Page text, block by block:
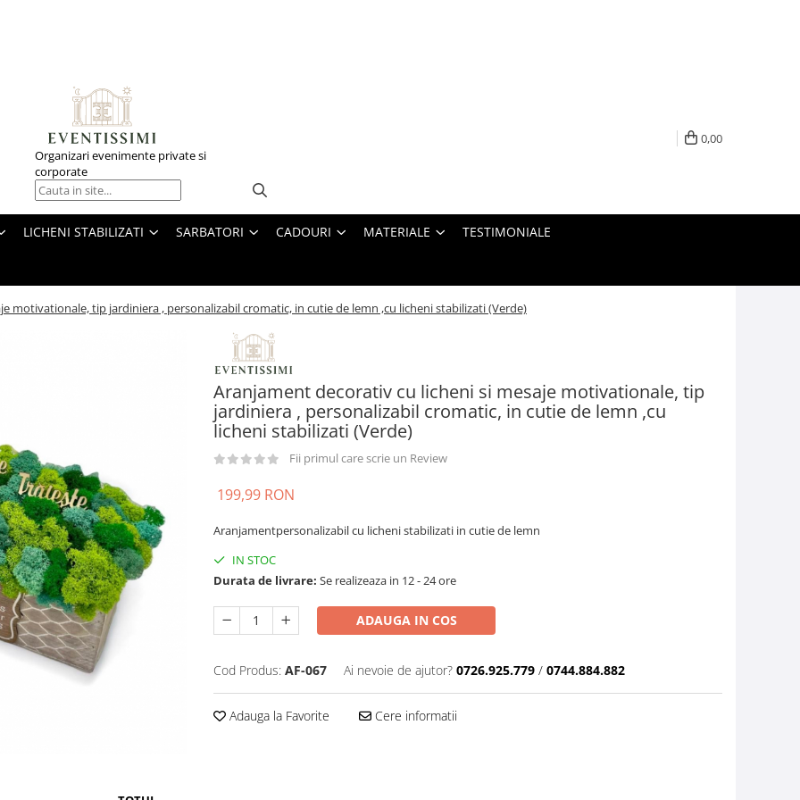
Organizari evenimente private si
corporate
0,00
LICHENI STABILIZATI SARBATORI CADOURI MATERIALE TESTIMONIALE
motivationale, tip jardiniera , personalizabil cromatic, in cutie de lemn ,cu licheni stabilizati (Verde)
Aranjament decorativ cu licheni si mesaje motivationale, tip
jardiniera , personalizabil cromatic, in cutie de lemn ,cu
licheni stabilizati (Verde)
Fii primul care scrie un Review
199,99 RON
Aranjamentpersonalizabil cu licheni stabilizati in cutie de lemn
IN STOC
Durata de livrare: Se realizeaza in 12 - 24 ore
ADAUGA IN COS
Cod Produs: AF-067 Ai nevoie de ajutor? 0726.925.779 / 0744.884.882
Adauga la Favorite Cere informatii